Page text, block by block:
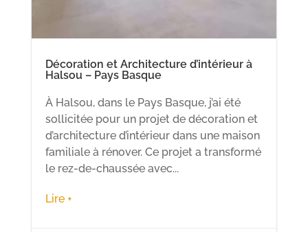
Décoration et Architecture d’intérieur à
Halsou – Pays Basque
À Halsou, dans le Pays Basque, j’ai été
sollicitée pour un projet de décoration et
d’architecture d’intérieur dans une maison
familiale à rénover. Ce projet a transformé
le rez-de-chaussée avec...
Lire +